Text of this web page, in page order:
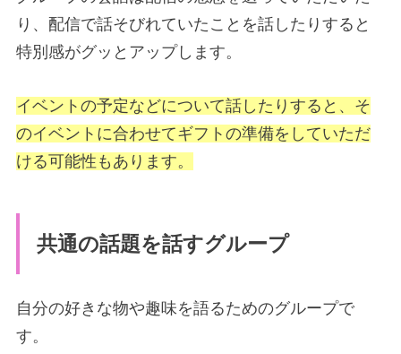
り、配信で話そびれていたことを話したりすると
特別感がグッとアップします。
イベントの予定などについて話したりすると、そ
のイベントに合わせてギフトの準備をしていただ
ける可能性もあります。
共通の話題を話すグループ
自分の好きな物や趣味を語るためのグループで
す。